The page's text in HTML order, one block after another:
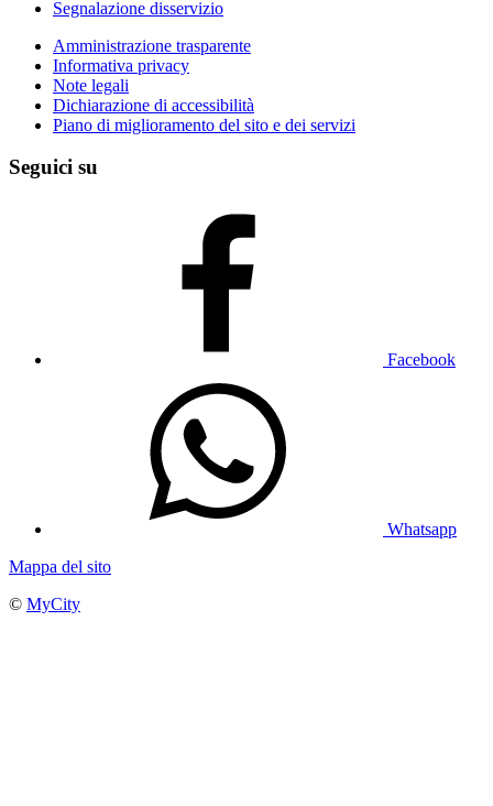
Segnalazione disservizio
Amministrazione trasparente
Informativa privacy
Note legali
Dichiarazione di accessibilità
Piano di miglioramento del sito e dei servizi
Seguici su
Facebook
Whatsapp
Mappa del sito
© MyCity